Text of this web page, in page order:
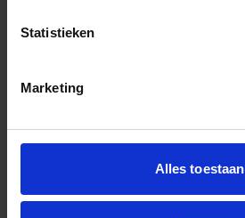
Statistieken
Marketing
Alles toestaan
65mm T1.3 LF
€7 999